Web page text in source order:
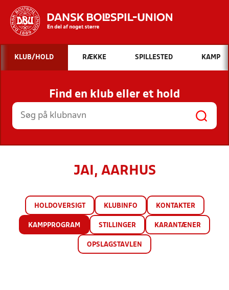
Hvad vil du søge efter?
INDHOLD OG NYHEDER
STILLINGER, RESULTATER, KLUBBER OG
HOLD
KLUB/HOLD RÆKKE SPILLESTED KAMP
Find en klub eller et hold
JAI, AARHUS
HOLDOVERSIGT KLUBINFO KONTAKTER
KAMPPROGRAM STILLINGER KARANTÆNER
OPSLAGSTAVLEN